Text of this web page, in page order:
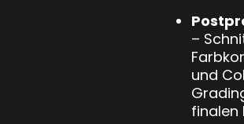
–
und
finalen